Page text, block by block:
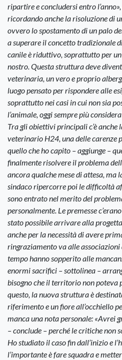
ripartire e concludersi entro
ricordando anche la risoluzione di
ovvero lo spostamento di un palo
a superare il concetto tradizionale
canile è riduttivo, soprattutto per
nostro. Questa struttura deve
veterinaria, un vero e proprio
luogo pensato per rispondere alle
soprattutto nei casi in cui non sia
l’animale, oggi sempre più
Tra gli obiettivi principali c’è anche
veterinario H24, una delle carenze
quello che ho capito – aggiunge –
finalmente risolvere il problema
ancora qualche mese di attesa, ma
sindaco ripercorre poi le difficoltà
sono entrato nel merito del
personalmente. Le premesse
stato possibile arrivare alla
anche per la necessità di avere
ringraziamento va alle
tempo hanno sopperito alle
enormi sacrifici – sottolinea –
bisogno che il territorio non poteva
questo, la nuova struttura è
riferimento e un fiore all’occhiello
manca una nota personale: «Avrei
– conclude – perché le critiche non
Ho studiato il caso fin dall’inizio e
l’importante è fare squadra e